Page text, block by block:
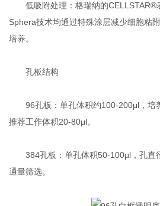
低吸附处理‌：格瑞纳的CELLSTAR®
Sphera技术均通过特殊涂层减少细胞粘
培养‌。
孔板结构‌
96孔板‌：单孔体积约100-200μl，培
推荐工作体积20-80μl‌。
384孔板‌：单孔体积50-100μl，孔直
通量筛选‌。